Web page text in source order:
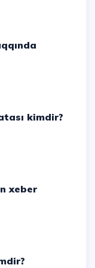
kimdir?
xeber